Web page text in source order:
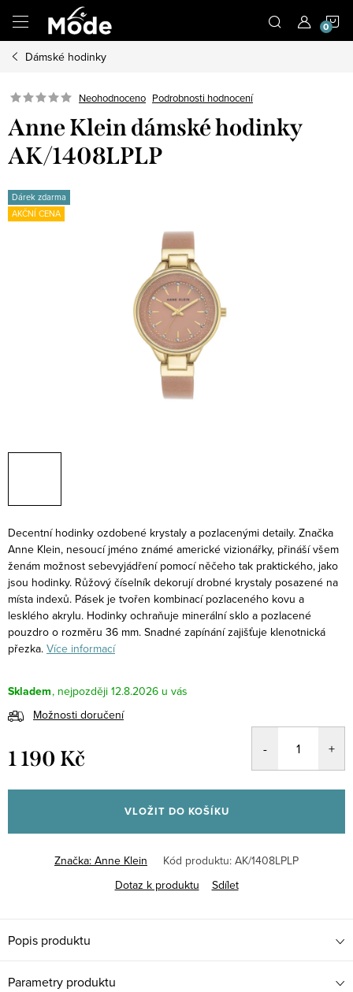
obsah
Dámské hodinky
Neohodnoceno Podrobnosti hodnocení
Anne Klein dámské hodinky
AK/1408LPLP
Dárek zdarma
AKČNÍ CENA
Decentní hodinky ozdobené krystaly a pozlacenými detaily. Značka
Anne Klein, nesoucí jméno známé americké vizionářky, přináší všem
ženám možnost sebevyjádření pomocí něčeho tak praktického, jako
jsou hodinky. Růžový číselník dekorují drobné krystaly posazené na
místa indexů. Pásek je tvořen kombinací pozlaceného kovu a
lesklého akrylu. Hodinky ochraňuje minerální sklo a pozlacené
pouzdro o rozměru 36 mm. Snadné zapínání zajišťuje klenotnická
přezka. Více informací
Skladem
12.8.2026
Možnosti doručení
1 190 Kč
cena:
VLOŽIT DO KOŠÍKU
Značka: Anne Klein Kód produktu: AK/1408LPLP
Dotaz k produktu
Sdílet
Popis produktu
Parametry produktu